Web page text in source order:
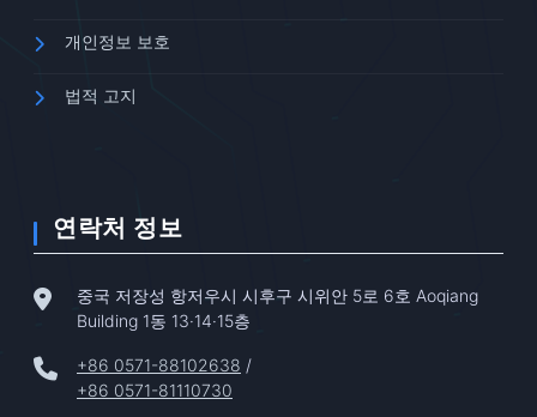
개인정보 보호
법적 고지
연락처 정보
중국 저장성 항저우시 시후구 시위안 5로 6호 Aoqiang
Building 1동 13·14·15층
+86 0571-88102638 /
+86 0571-81110730